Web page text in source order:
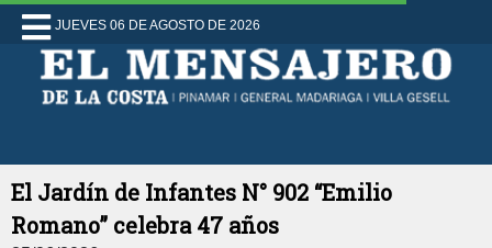
JUEVES 06 DE AGOSTO DE 2026
El Jardín de Infantes N° 902 “Emilio
Romano” celebra 47 años